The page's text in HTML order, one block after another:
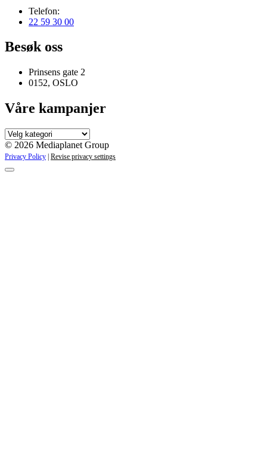
Telefon:
22 59 30 00
Besøk oss
Prinsens gate 2
0152, OSLO
Våre kampanjer
Våre
kampanjer
© 2026 Mediaplanet Group
Privacy Policy Revise privacy settings